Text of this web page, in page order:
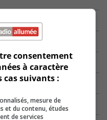
consentement
à caractère
cas suivants :
mesure de
et du contenu, études
de services